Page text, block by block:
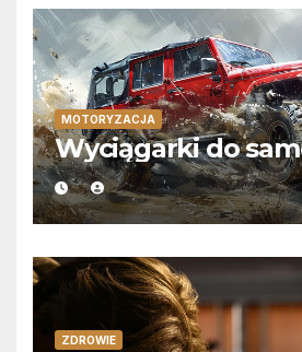
MOTORYZACJA
Wyciągarki do
ZDROWIE